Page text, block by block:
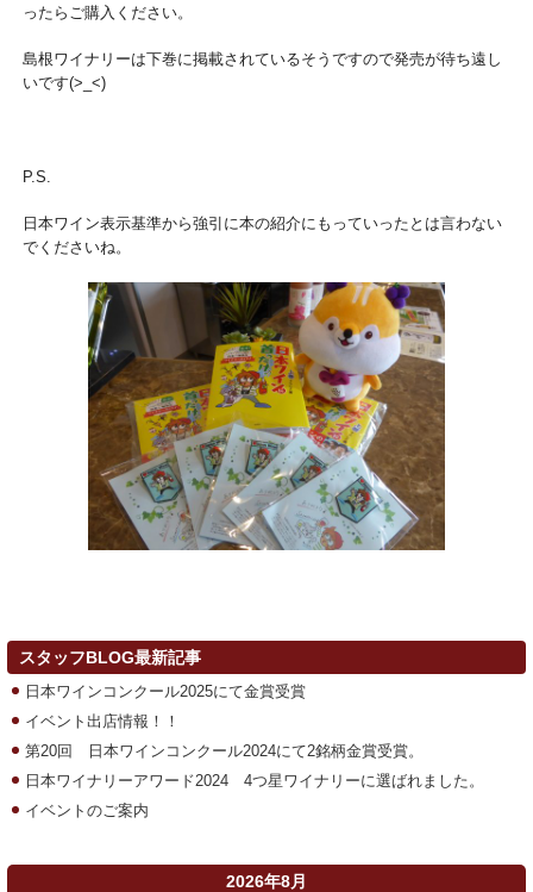
ったらご購入ください。
島根ワイナリーは下巻に掲載されているそうですので発売が待ち遠し
いです(>_<)
P.S.
日本ワイン表示基準から強引に本の紹介にもっていったとは言わない
でくださいね。
スタッフBLOG最新記事
日本ワインコンクール2025にて金賞受賞
イベント出店情報！！
第20回 日本ワインコンクール2024にて2銘柄金賞受賞。
日本ワイナリーアワード2024 4つ星ワイナリーに選ばれました。
イベントのご案内
2026年8月